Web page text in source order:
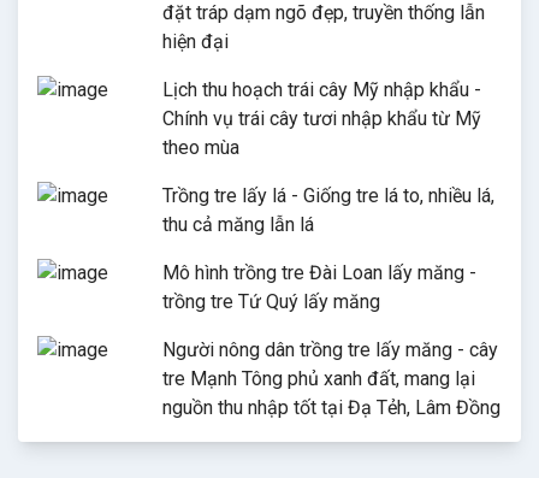
đặt tráp dạm ngõ đẹp, truyền thống lẫn
hiện đại
Lịch thu hoạch trái cây Mỹ nhập khẩu -
Chính vụ trái cây tươi nhập khẩu từ Mỹ
theo mùa
Trồng tre lấy lá - Giống tre lá to, nhiều lá,
thu cả măng lẫn lá
Mô hình trồng tre Đài Loan lấy măng -
trồng tre Tứ Quý lấy măng
Người nông dân trồng tre lấy măng - cây
tre Mạnh Tông phủ xanh đất, mang lại
nguồn thu nhập tốt tại Đạ Tẻh, Lâm Đồng